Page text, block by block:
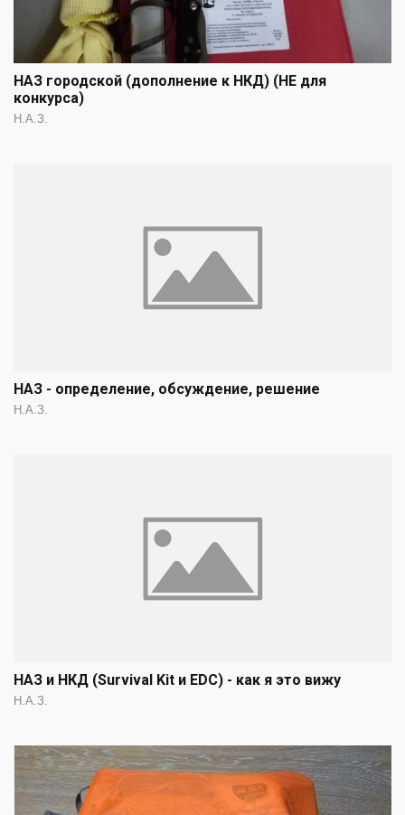
НАЗ городской (дополнение к НКД) (НЕ для
конкурса)
Н.А.З.
НАЗ - определение, обсуждение, решение
Н.А.З.
НАЗ и НКД (Survival Kit и EDC) - как я это вижу
Н.А.З.